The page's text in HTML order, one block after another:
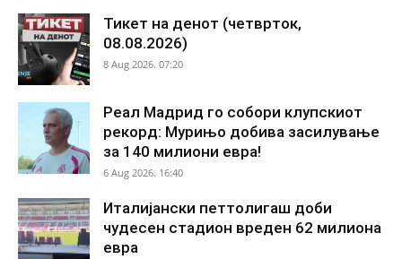
Тикет на денот (четврток,
08.08.2026)
8 Aug 2026. 07:20
Реал Мадрид го собори клупскиот
рекорд: Мурињо добива засилување
за 140 милиони евра!
6 Aug 2026. 16:40
Италијански петтолигаш доби
чудесен стадион вреден 62 милиона
евра